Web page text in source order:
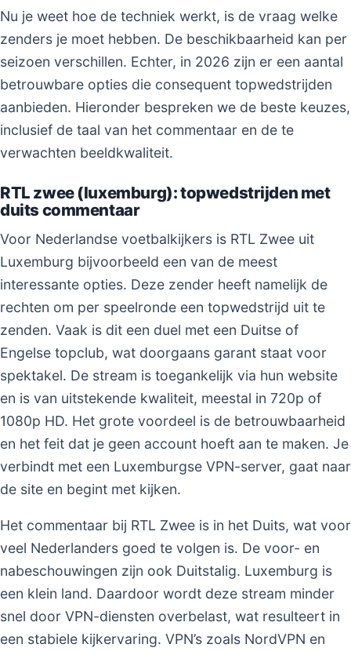
Nu je weet hoe de techniek werkt, is de vraag welke
zenders je moet hebben. De beschikbaarheid kan per
seizoen verschillen. Echter, in 2026 zijn er een aantal
betrouwbare opties die consequent topwedstrijden
aanbieden. Hieronder bespreken we de beste keuzes,
inclusief de taal van het commentaar en de te
verwachten beeldkwaliteit.
RTL zwee (luxemburg): topwedstrijden met
duits commentaar
Voor Nederlandse voetbalkijkers is RTL Zwee uit
Luxemburg bijvoorbeeld een van de meest
interessante opties. Deze zender heeft namelijk de
rechten om per speelronde een topwedstrijd uit te
zenden. Vaak is dit een duel met een Duitse of
Engelse topclub, wat doorgaans garant staat voor
spektakel. De stream is toegankelijk via hun website
en is van uitstekende kwaliteit, meestal in 720p of
1080p HD. Het grote voordeel is de betrouwbaarheid
en het feit dat je geen account hoeft aan te maken. Je
verbindt met een Luxemburgse VPN-server, gaat naar
de site en begint met kijken.
Het commentaar bij RTL Zwee is in het Duits, wat voor
veel Nederlanders goed te volgen is. De voor- en
nabeschouwingen zijn ook Duitstalig. Luxemburg is
een klein land. Daardoor wordt deze stream minder
snel door VPN-diensten overbelast, wat resulteert in
een stabiele kijkervaring. VPN’s zoals NordVPN en